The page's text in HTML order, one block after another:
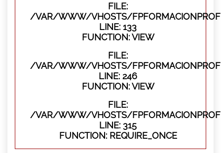
FILE:
/VAR/WWW/VHOSTS/
LINE: 133
FUNCTION: VIEW
FILE:
/VAR/WWW/VHOSTS/
LINE: 246
FUNCTION: VIEW
FILE:
/VAR/WWW/VHOSTS/
LINE: 315
FUNCTION: REQUIRE_ONCE